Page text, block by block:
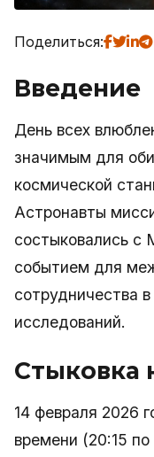
Поделиться:
Введение
День всех
значимым для
космической
Астронавты
состыковались
событием для
сотрудничества
исследований.
Стыковка
14 февраля 2026
времени (20:15